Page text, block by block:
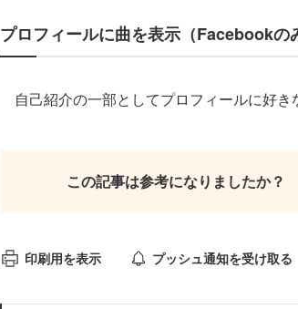
プロフィールに曲を表示（Facebookの
自己紹介の一部としてプロフィールに好き
この記事は参考になりましたか？
印刷用を表示 プッシュ通知を受け取る